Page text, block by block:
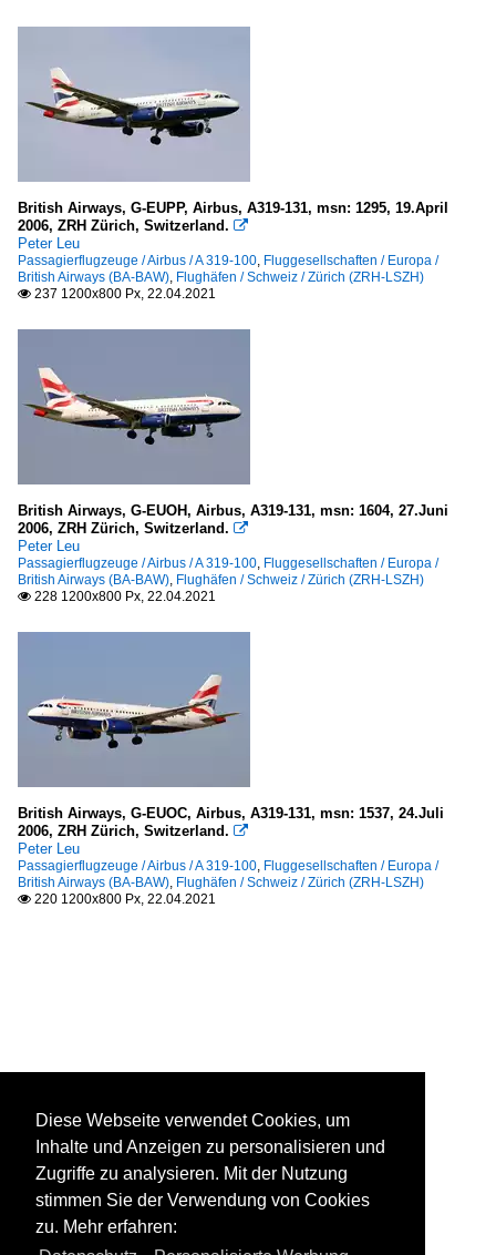
British Airways, G-EUPP, Airbus, A319-131, msn: 1295, 19.April
2006, ZRH Zürich, Switzerland. 
Peter Leu
Passagierflugzeuge / Airbus / A 319-100, Fluggesellschaften / Europa /
British Airways (BA-BAW), Flughäfen / Schweiz / Zürich (ZRH-LSZH)
 237 1200x800 Px, 22.04.2021
British Airways, G-EUOH, Airbus, A319-131, msn: 1604, 27.Juni
2006, ZRH Zürich, Switzerland. 
Peter Leu
Passagierflugzeuge / Airbus / A 319-100, Fluggesellschaften / Europa /
British Airways (BA-BAW), Flughäfen / Schweiz / Zürich (ZRH-LSZH)
 228 1200x800 Px, 22.04.2021
British Airways, G-EUOC, Airbus, A319-131, msn: 1537, 24.Juli
2006, ZRH Zürich, Switzerland. 
Peter Leu
Passagierflugzeuge / Airbus / A 319-100, Fluggesellschaften / Europa /
British Airways (BA-BAW), Flughäfen / Schweiz / Zürich (ZRH-LSZH)
 220 1200x800 Px, 22.04.2021
Diese Webseite verwendet Cookies, um
Inhalte und Anzeigen zu personalisieren und
Zugriffe zu analysieren. Mit der Nutzung
stimmen Sie der Verwendung von Cookies
zu. Mehr erfahren: